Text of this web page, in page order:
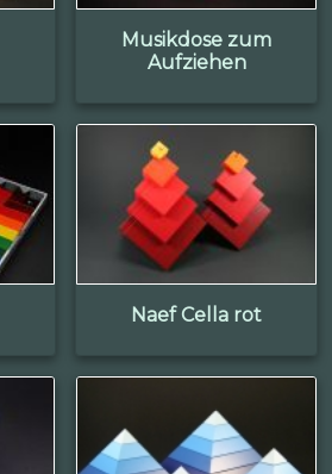
Musikdose zum
Aufziehen
Naef Cella rot